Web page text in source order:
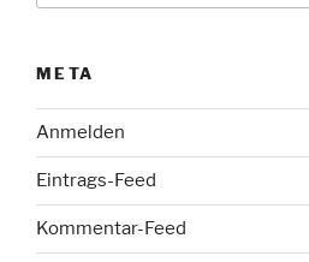
META
Anmelden
Eintrags-Feed
Kommentar-Feed